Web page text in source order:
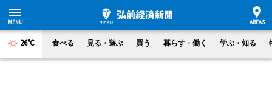
26°C 食べる 見る・遊ぶ 買う 暮らす・働く 学ぶ・知る